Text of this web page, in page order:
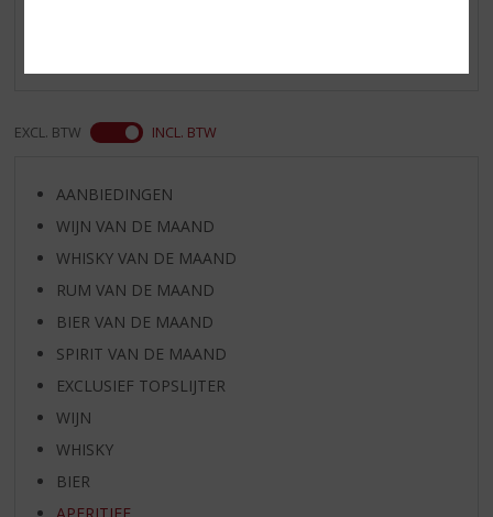
EXCL. BTW INCL. BTW
AANBIEDINGEN
WIJN VAN DE MAAND
WHISKY VAN DE MAAND
RUM VAN DE MAAND
BIER VAN DE MAAND
SPIRIT VAN DE MAAND
EXCLUSIEF TOPSLIJTER
WIJN
WHISKY
BIER
APERITIEF